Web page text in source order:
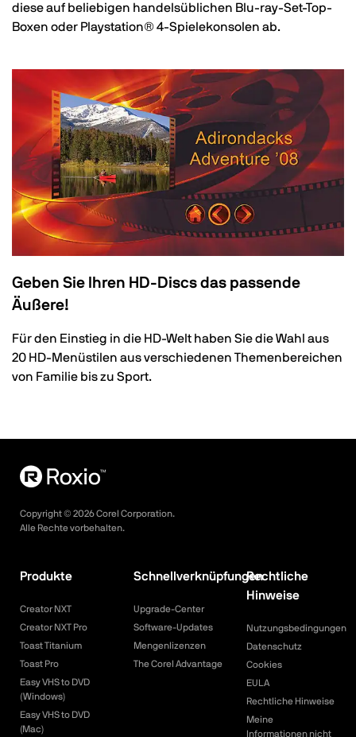
diese auf beliebigen handelsüblichen Blu-ray-Set-Top-
Boxen oder Playstation® 4-Spielekonsolen ab.
Geben Sie Ihren HD-Discs das passende
Äußere!
Für den Einstieg in die HD-Welt haben Sie die Wahl aus
20 HD-Menüstilen aus verschiedenen Themenbereichen
von Familie bis zu Sport.
Copyright © 2026Corel Corporation.
Alle Rechte vorbehalten.
Produkte
Creator NXT
Creator NXT Pro
Toast Titanium
Toast Pro
Easy VHS to DVD
(Windows)
Easy VHS to DVD
(Mac)
Schnellverknüpfungen
Upgrade-Center
Software-Updates
Mengenlizenzen
The Corel Advantage
Rechtliche
Hinweise
Nutzungsbedingungen
Datenschutz
Cookies
EULA
Rechtliche Hinweise
Meine
Informationen nicht